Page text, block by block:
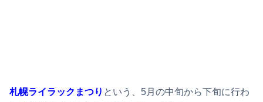
札幌ライラックまつり という、5月の中旬から下旬に行わ